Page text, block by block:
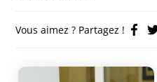
Vous aimez ? Partagez !